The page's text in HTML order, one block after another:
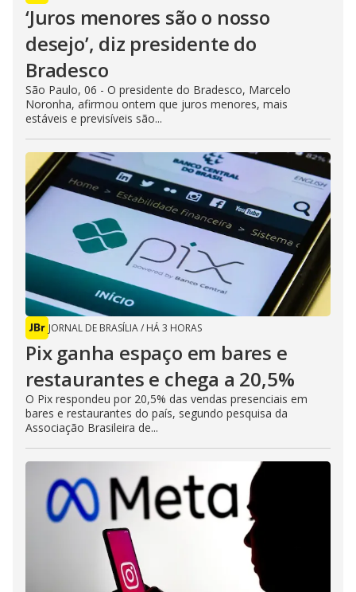
‘Juros menores são o nosso
desejo’, diz presidente do
Bradesco
São Paulo, 06 - O presidente do Bradesco, Marcelo
Noronha, afirmou ontem que juros menores, mais
estáveis e previsíveis são...
JORNAL DE BRASÍLIA/ HÁ 3 HORAS
Pix ganha espaço em bares e
restaurantes e chega a 20,5%
O Pix respondeu por 20,5% das vendas presenciais em
bares e restaurantes do país, segundo pesquisa da
Associação Brasileira de...